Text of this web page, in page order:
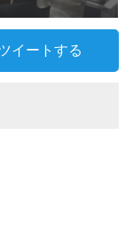
イートする